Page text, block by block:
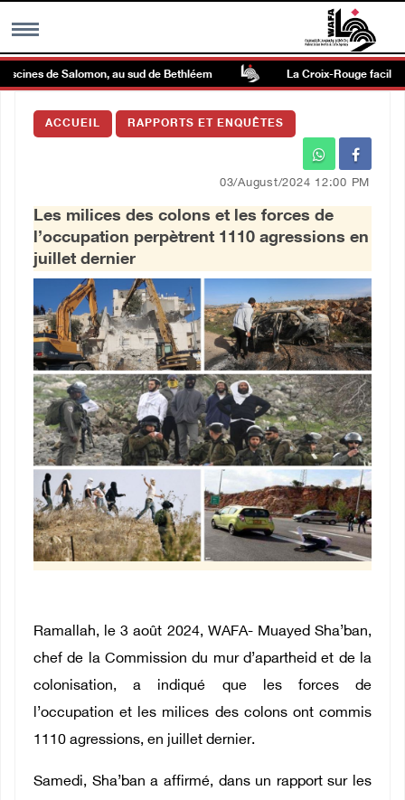
MENU
Galerie d’images
English
de Salomon, au sud de Bethléem La Croix-Rouge facilite le
ACCUEIL RAPPORTS ET ENQUÊTES
03/August/2024 12:00 PM
Les milices des colons et les forces de
l’occupation perpètrent 1110 agressions en
juillet dernier
Ramallah, le 3 août 2024, WAFA- Muayed Sha’ban,
chef de la Commission du mur d’apartheid et de la
colonisation, a indiqué que les forces de
l’occupation et les milices des colons ont commis
1110 agressions, en juillet dernier.
Samedi, Sha’ban a affirmé, dans un rapport sur les